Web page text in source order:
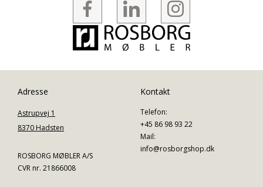
Adresse
Astrupvej 1
8370 Hadsten
ROSBORG MØBLER A/S
CVR nr. 21866008
Kontakt
Telefon:
+45 86 98 93 22
Mail:
info@rosborgshop.dk